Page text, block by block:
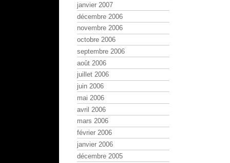
janvier 2007
décembre 2006
novembre 2006
octobre 2006
septembre 2006
août 2006
juillet 2006
juin 2006
mai 2006
avril 2006
mars 2006
février 2006
janvier 2006
décembre 2005